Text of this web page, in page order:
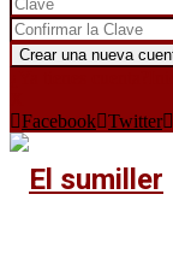
Facebook Twitter